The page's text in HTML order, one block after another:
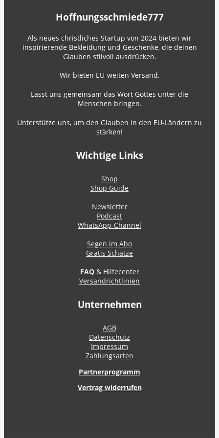
Hoffnungsschmiede777
Als neues christliches Startup von 2024 bieten wir
inspirierende Bekleidung und Geschenke, die deinen
Glauben stilvoll ausdrücken.
Wir bieten EU-weiten Versand.
Lasst uns gemeinsam das Wort Gottes unter die
Menschen bringen.
Unterstütze uns, um den Glauben in den EU-Ländern zu
stärken!
Wichtige Links
Shop
Shop Guide
Newsletter
Podcast
WhatsApp-Channel
Segen im Abo
Gratis Schätze
FAQ& Hilfecenter
Versandrichtlinien
Unternehmen
AGB
Datenschutz
Impressum
Zahlungsarten
Partnerprogramm
Vertrag widerrufen